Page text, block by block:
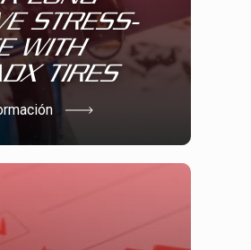
STRESS-
WITH
TIRES